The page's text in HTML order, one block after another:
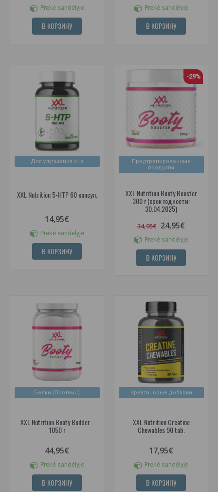
Prekė sandėlyje
В КОРЗИНУ
Prekė sandėlyje
В КОРЗИНУ
Для улучшения сна
XXL Nutrition 5-HTP 60 капсул.
14,95€
Prekė sandėlyje
В КОРЗИНУ
Предтренировочные
продукты
-29%
XXL Nutrition Booty Booster
300 г (срок годности:
30.04.2025)
34,95€ 24,95€
Prekė sandėlyje
В КОРЗИНУ
Белки (Протеин)
XXL Nutrition Booty Builder -
1050 г
44,95€
Prekė sandėlyje
В КОРЗИНУ
Креатиновые добавки
XXL Nutrition Creatine
Chewables 90 tab.
17,95€
Prekė sandėlyje
В КОРЗИНУ